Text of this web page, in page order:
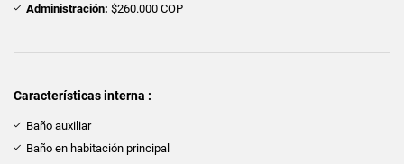
Administración: $260.000 COP
Características interna :
Baño auxiliar
Baño en habitación principal